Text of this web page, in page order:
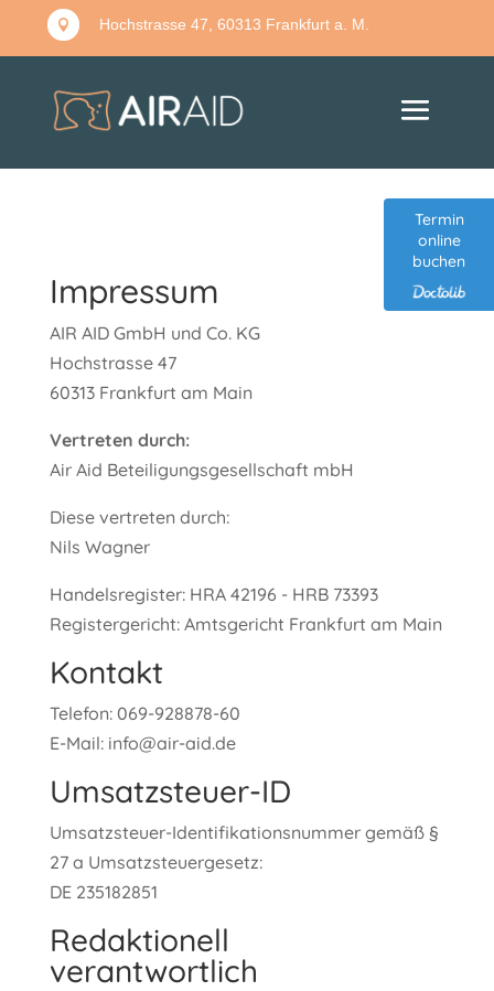
Termin
online
buchen
 Hochstrasse 47, 60313 Frankfurt a. M.
Impressum
AIR AID GmbH und Co. KG
Hochstrasse 47
60313 Frankfurt am Main
Vertreten durch:
Air Aid Beteiligungsgesellschaft mbH
Diese vertreten durch:
Nils Wagner
Handelsregister: HRA 42196 - HRB 73393
Registergericht: Amtsgericht Frankfurt am Main
Kontakt
Telefon: 069-928878-60
E-Mail: info@air-aid.de
Umsatzsteuer-ID
Umsatzsteuer-Identifikationsnummer gemäß §
27 a Umsatzsteuergesetz:
DE 235182851
Redaktionell
verantwortlich